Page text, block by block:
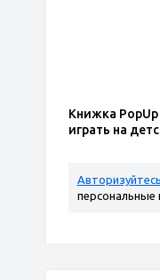
Книжка
играть на
Авторизуйтесь
персональные